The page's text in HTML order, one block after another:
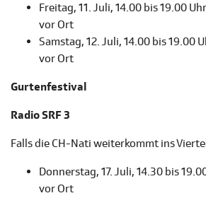
Freitag, 11. Juli, 14.00 bis 19.00
vor Ort
Samstag, 12. Juli, 14.00 bis 19.00
vor Ort
Gurtenfestival
Radio SRF 3
Falls die CH-Nati weiterkommt ins
Donnerstag, 17. Juli, 14.30 bis
vor Ort